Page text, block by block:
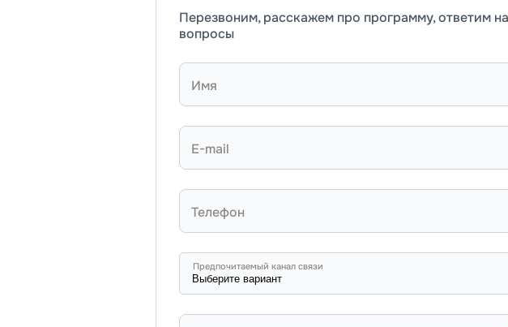
Перезвоним, расскажем про программу, ответим на
вопросы
Имя
E-mail
Телефон
Предпочитаемый канал связи